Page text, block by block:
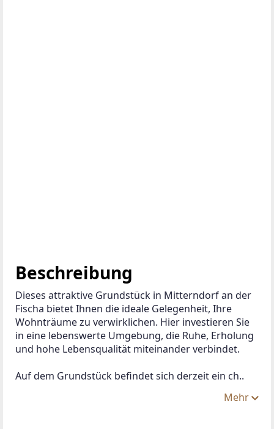
Beschreibung
Dieses attraktive Grundstück in Mitterndorf an der
Fischa bietet Ihnen die ideale Gelegenheit, Ihre
Wohnträume zu verwirklichen. Hier investieren Sie
in eine lebenswerte Umgebung, die Ruhe, Erholung
und hohe Lebensqualität miteinander verbindet.
Auf dem Grundstück befindet sich derzeit ein ch..
Mehr